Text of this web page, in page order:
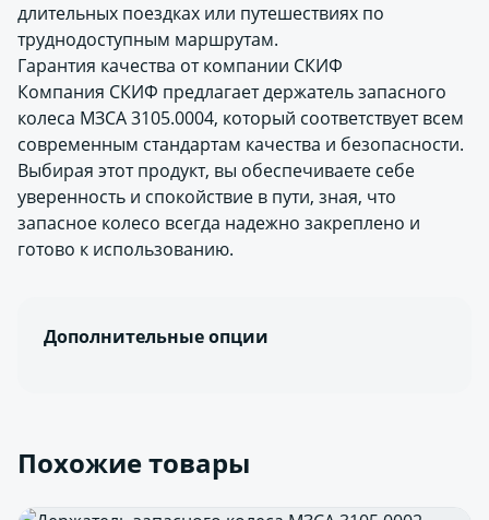
длительных поездках или путешествиях по
труднодоступным маршрутам.
Гарантия качества от компании СКИФ
Компания СКИФ предлагает держатель запасного
колеса МЗСА 3105.0004, который соответствует всем
современным стандартам качества и безопасности.
Выбирая этот продукт, вы обеспечиваете себе
уверенность и спокойствие в пути, зная, что
запасное колесо всегда надежно закреплено и
готово к использованию.
Дополнительные опции
Похожие товары